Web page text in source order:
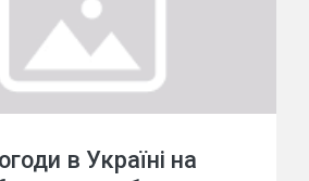
в Україні на